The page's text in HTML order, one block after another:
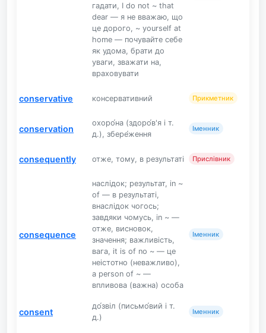
гадати, I do not ~ that
dear — я не вважаю, що
це дорого, ~ yourself at
home — почувайте себе
як удома, брати до
уваги, зважати на,
враховувати
conservative консервативний Прикметник
conservation
охоро́на (здоро́в'я і т.
д.), збере́ження
Іменник
consequently отже, тому, в результаті Прислівник
consequence
наслідок; результат, in ~
of — в результаті,
внаслідок чогось;
завдяки чомусь, in ~ —
отже, висновок,
значення; важливість,
вага, it is of no ~ — це
неістотно (неважливо),
a person of ~ —
впливова (важна) особа
Іменник
consent
до́звіл (письмо́вий і т.
д.)
Іменник